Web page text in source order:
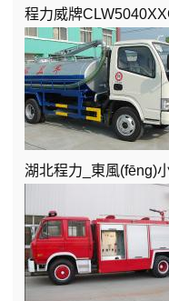
程力威牌
湖北程力_東風(fēng)